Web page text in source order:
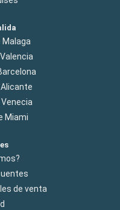
Miami
de venta